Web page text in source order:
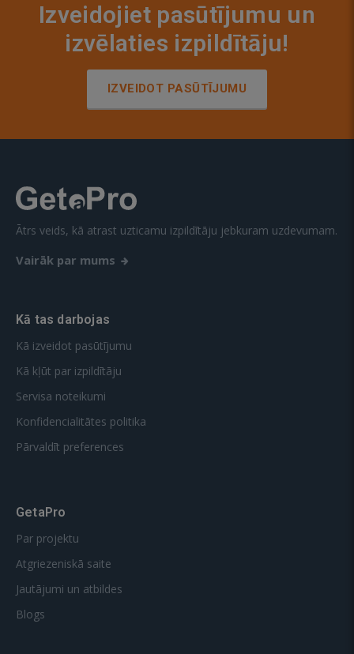
Izveidojiet pasūtījumu un
izvēlaties izpildītāju!
IZVEIDOT PASŪTĪJUMU
Ātrs veids, kā atrast uzticamu izpildītāju jebkuram uzdevumam.
Vairāk par mums
Kā tas darbojas
Kā izveidot pasūtījumu
Kā kļūt par izpildītāju
Servisa noteikumi
Konfidencialitātes politika
Pārvaldīt preferences
GetaPro
Par projektu
Atgriezeniskā saite
Jautājumi un atbildes
Blogs